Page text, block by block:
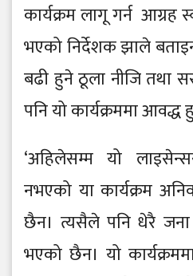
कार्यक्रम लागू गर्न आग्रह
भएको निर्देशक झाले
बढी हुने ठूला नीजि तथा
पनि यो कार्यक्रममा
‘अहिलेसम्म यो
नभएको या कार्यक्रम
छैन। त्यसैले पनि धेरै जना
भएको छैन। यो